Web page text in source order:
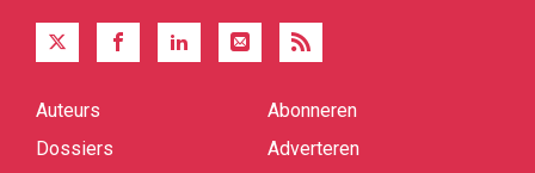
Quick
Auteurs
Dossiers
Abonneren
Adverteren